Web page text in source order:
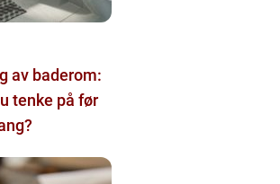
av baderom:
tenke på før